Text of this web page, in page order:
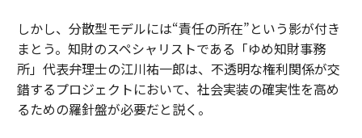
しかし、分散型モデルには“責任の所在”という影が付き
まとう。知財のスペシャリストである「ゆめ知財事務
所」代表弁理士の江川祐一郎は、不透明な権利関係が交
錯するプロジェクトにおいて、社会実装の確実性を高め
るための羅針盤が必要だと説く。